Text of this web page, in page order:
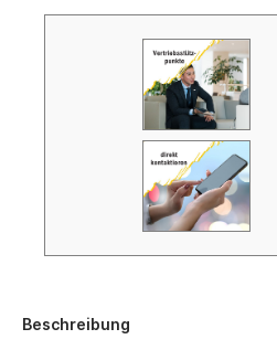
Beschreibung